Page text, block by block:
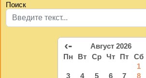
Поиск
‹- Август 2026
Пн Вт Ср Чт Пт Сб
1
3
4 5 6 7 8